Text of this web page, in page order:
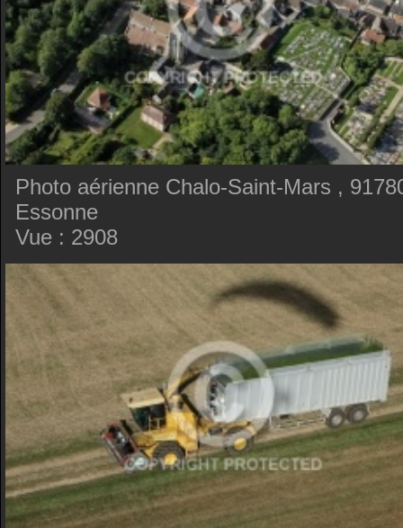
Photo aérienne Chalo-Saint-Mars ,
Essonne
Vue : 2908